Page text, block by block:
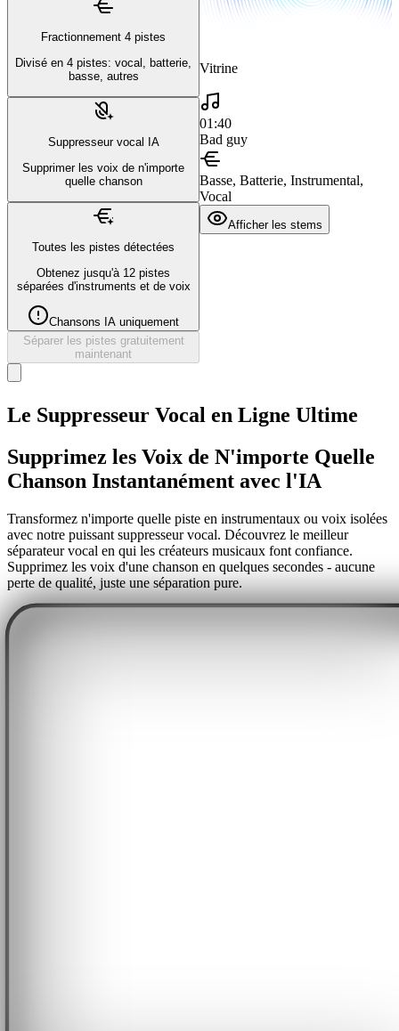
Fractionnement 4 pistes
Divisé en 4 pistes: vocal, batterie,
basse, autres
Suppresseur vocal IA
Supprimer les voix de n'importe
quelle chanson
Toutes les pistes détectées
Obtenez jusqu'à 12 pistes
séparées d'instruments et de voix
Chansons IA uniquement
Séparer les pistes gratuitement
maintenant
Vitrine
01:40
Bad guy
Basse, Batterie, Instrumental,
Vocal
Afficher les stems
Le Suppresseur Vocal en Ligne Ultime
Supprimez les Voix de N'importe Quelle
Chanson Instantanément avec l'IA
Transformez n'importe quelle piste en instrumentaux ou voix isolées
avec notre puissant suppresseur vocal. Découvrez le meilleur
séparateur vocal en qui les créateurs musicaux font confiance.
Supprimez les voix d'une chanson en quelques secondes - aucune
perte de qualité, juste une séparation pure.